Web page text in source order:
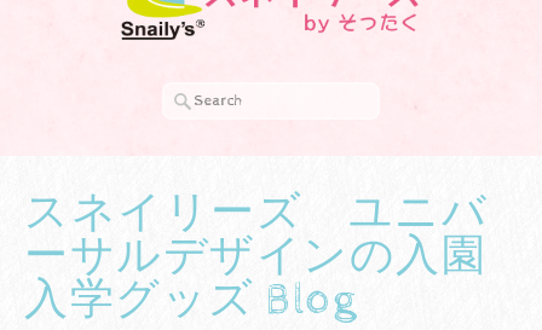
スネイリーズ ユニバ
ーサルデザインの入園
入学グッズ Blog